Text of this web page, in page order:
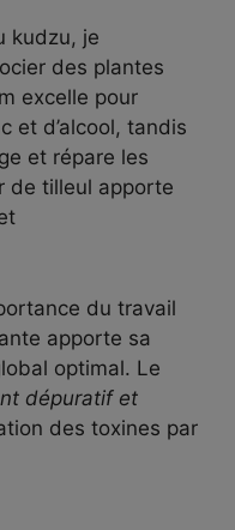
kudzu, je
des plantes
excelle pour
et d’alcool, tandis
et répare les
de tilleul apporte
du travail
apporte sa
optimal. Le
dépuratif et
des toxines par